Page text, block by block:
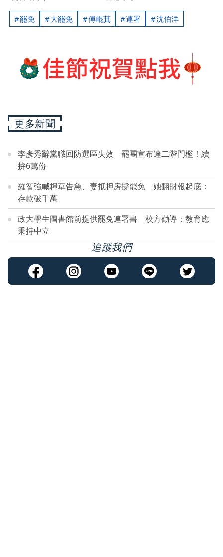
罷免 大罷免 傅崐萁 連署 沈伯洋
更多新聞
李彥秀辭黨職回防選區失效 罷團宣布達二階門檻！續
拚6萬份
羅智強喊糧草告急、妻抵押房撐罷免 她翻財報起底：
存款破千萬
政大學生圖書館前提供罷免連署書 校方勸導：教育應
秉持中立
追蹤我們